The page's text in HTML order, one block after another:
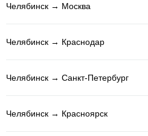
Челябинск → Москва
Челябинск → Краснодар
Челябинск → Санкт-Петербург
Челябинск → Красноярск